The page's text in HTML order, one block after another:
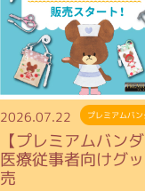
2026.07.22 プレミアムバ
【プレミアムバン
医療従事者向けグ
売